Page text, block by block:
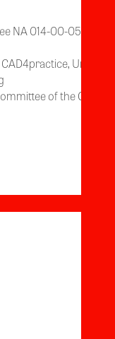
NA 014-00-05-06 AK
Uni
of the QZ –